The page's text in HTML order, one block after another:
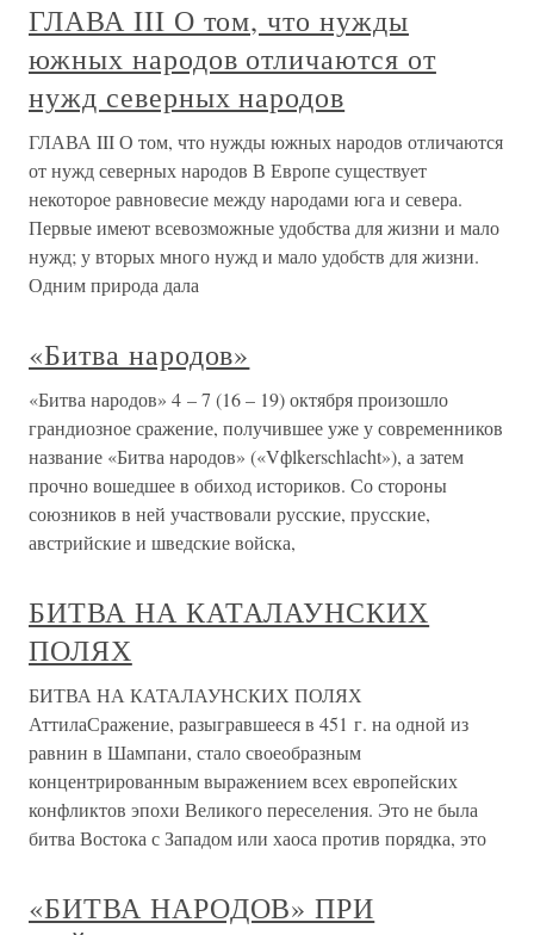
ГЛАВА III О том, что нужды
южных народов отличаются от
нужд северных народов
ГЛАВА III О том, что нужды южных народов отличаются
от нужд северных народов В Европе существует
некоторое равновесие между народами юга и севера.
Первые имеют всевозможные удобства для жизни и мало
нужд; у вторых много нужд и мало удобств для жизни.
Одним природа дала
«Битва народов»
«Битва народов» 4 – 7 (16 – 19) октября произошло
грандиозное сражение, получившее уже у современников
название «Битва народов» («Vфlkerschlacht»), а затем
прочно вошедшее в обиход историков. Со стороны
союзников в ней участвовали русские, прусские,
австрийские и шведские войска,
БИТВА НА КАТАЛАУНСКИХ
ПОЛЯХ
БИТВА НА КАТАЛАУНСКИХ ПОЛЯХ
АттилаСражение, разыгравшееся в 451 г. на одной из
равнин в Шампани, стало своеобразным
концентрированным выражением всех европейских
конфликтов эпохи Великого переселения. Это не была
битва Востока с Западом или хаоса против порядка, это
«БИТВА НАРОДОВ» ПРИ